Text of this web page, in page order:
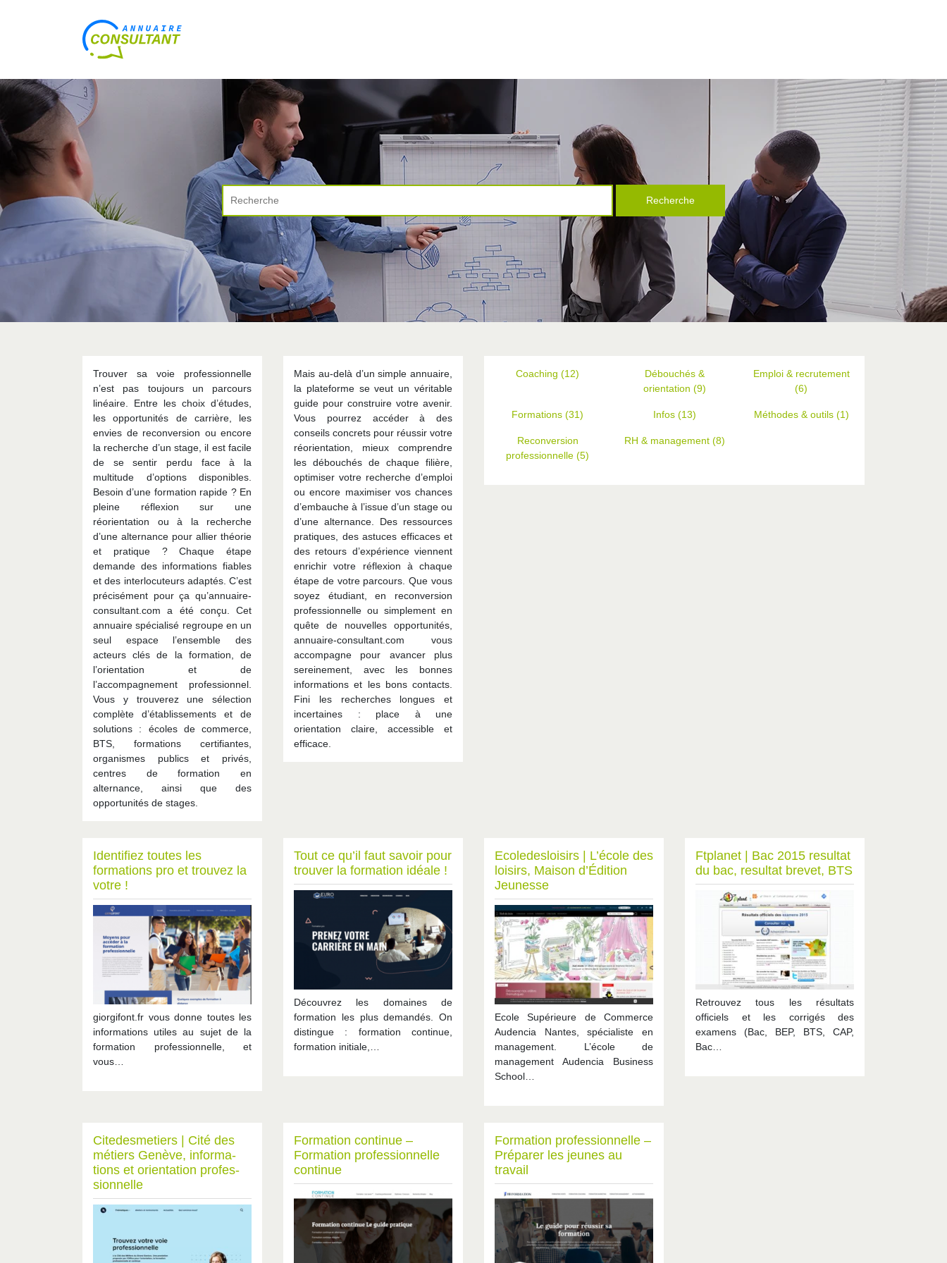
Trouver sa voie professionnelle
n’est pas toujours un parcours
linéaire. Entre les choix d’études,
les opportunités de carrière, les
envies de reconversion ou encore
la recherche d’un stage, il est facile
de se sentir perdu face à la
multitude d’options disponibles.
Besoin d’une formation rapide ? En
pleine réflexion sur une
réorientation ou à la recherche
d’une alternance pour allier théorie
et pratique ? Chaque étape
demande des informations fiables
et des interlocuteurs adaptés. C’est
précisément pour ça qu’annuaire-
consultant.com a été conçu. Cet
annuaire spécialisé regroupe en un
seul espace l’ensemble des
acteurs clés de la formation, de
l’orientation et de
l’accompagnement professionnel.
Vous y trouverez une sélection
complète d’établissements et de
solutions : écoles de commerce,
BTS, formations certifiantes,
organismes publics et privés,
centres de formation en
alternance, ainsi que des
opportunités de stages.
Mais au-delà d’un simple annuaire,
la plateforme se veut un véritable
guide pour construire votre avenir.
Vous pourrez accéder à des
conseils concrets pour réussir votre
réorientation, mieux comprendre
les débouchés de chaque filière,
optimiser votre recherche d’emploi
ou encore maximiser vos chances
d’embauche à l’issue d’un stage ou
d’une alternance. Des ressources
pratiques, des astuces efficaces et
des retours d’expérience viennent
enrichir votre réflexion à chaque
étape de votre parcours. Que vous
soyez étudiant, en reconversion
professionnelle ou simplement en
quête de nouvelles opportunités,
annuaire-consultant.com vous
accompagne pour avancer plus
sereinement, avec les bonnes
informations et les bons contacts.
Fini les recherches longues et
incertaines : place à une
orientation claire, accessible et
efficace.
Coaching (12)
Débouchés &
orientation (9)
Emploi & recrutement
(6)
Formations (31) Infos (13) Méthodes & outils (1)
Reconversion
professionnelle (5)
RH & management (8)
Identifiez toutes les
formations pro et trouvez la
votre !
giorgifont.fr vous donne toutes les
informations utiles au sujet de la
formation professionnelle, et
vous…
Tout ce qu’il faut savoir pour
trouver la formation idéale !
Découvrez les domaines de
formation les plus demandés. On
distingue : formation continue,
formation initiale,…
Ecoledes­loi­sirs | L’école des
loisirs, Maison d’Édition
Jeunesse
Ecole Supérieure de Commerce
Audencia Nantes, spécialiste en
management. L’école de
management Audencia Business
School…
Ftplanet | Bac 2015 resultat
du bac, resultat brevet, BTS
Retrouvez tous les résultats
officiels et les corrigés des
examens (Bac, BEP, BTS, CAP,
Bac…
Citedes­me­tiers | Cité des
métiers Genève, infor­ma­
tions et orientation profes­
sionnel­le
Formation continue –
Formation professionnelle
continue
Formation professionnelle –
Préparer les jeunes au
travail